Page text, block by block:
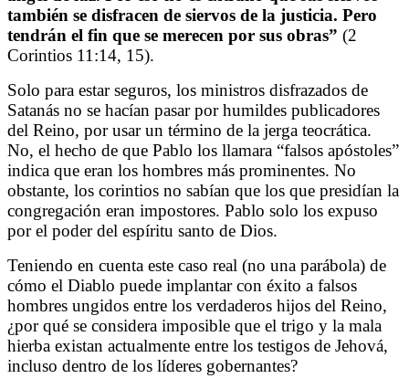
también se disfracen de siervos de la justicia. Pero
tendrán el fin que se merecen por sus obras” (2
Corintios 11:14, 15).
Solo para estar seguros, los ministros disfrazados de
Satanás no se hacían pasar por humildes publicadores
del Reino, por usar un término de la jerga teocrática.
No, el hecho de que Pablo los llamara “falsos apóstoles”
indica que eran los hombres más prominentes. No
obstante, los corintios no sabían que los que presidían la
congregación eran impostores. Pablo solo los expuso
por el poder del espíritu santo de Dios.
Teniendo en cuenta este caso real (no una parábola) de
cómo el Diablo puede implantar con éxito a falsos
hombres ungidos entre los verdaderos hijos del Reino,
¿por qué se considera imposible que el trigo y la mala
hierba existan actualmente entre los testigos de Jehová,
incluso dentro de los líderes gobernantes?